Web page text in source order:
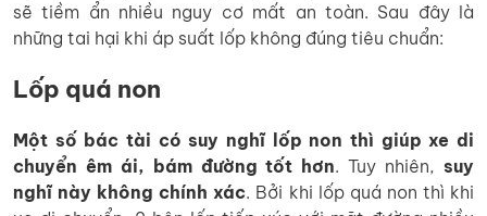
sẽ tiềm ẩn nhiều nguy cơ mất an toàn. Sau đây là
những tai hại khi áp suất lốp không đúng tiêu chuẩn:
Lốp quá non
Một số bác tài có suy nghĩ lốp non thì giúp xe di
chuyển êm ái, bám đường tốt hơn. Tuy nhiên,suy
nghĩ này không chính xác. Bởi khi lốp quá non thì khi